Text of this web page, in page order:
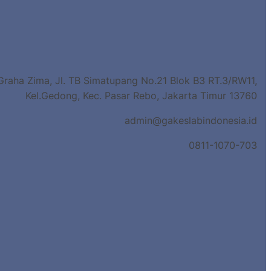
Zima, Jl. TB Simatupang No.21 Blok B3 RT.3/RW11,
Kel.Gedong, Kec. Pasar Rebo, Jakarta Timur 13760
admin@gakeslabindonesia.id
0811-1070-703